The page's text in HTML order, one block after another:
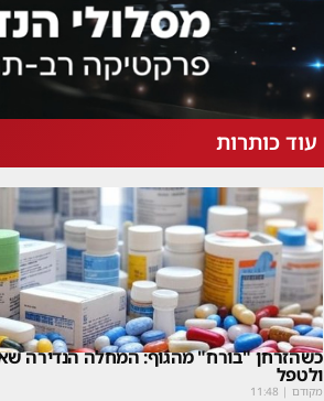
עוד כותרות
כשהזרחן "בורח" מהגוף: המחלה הנדירה
ולטפל
מקודם |
11:48